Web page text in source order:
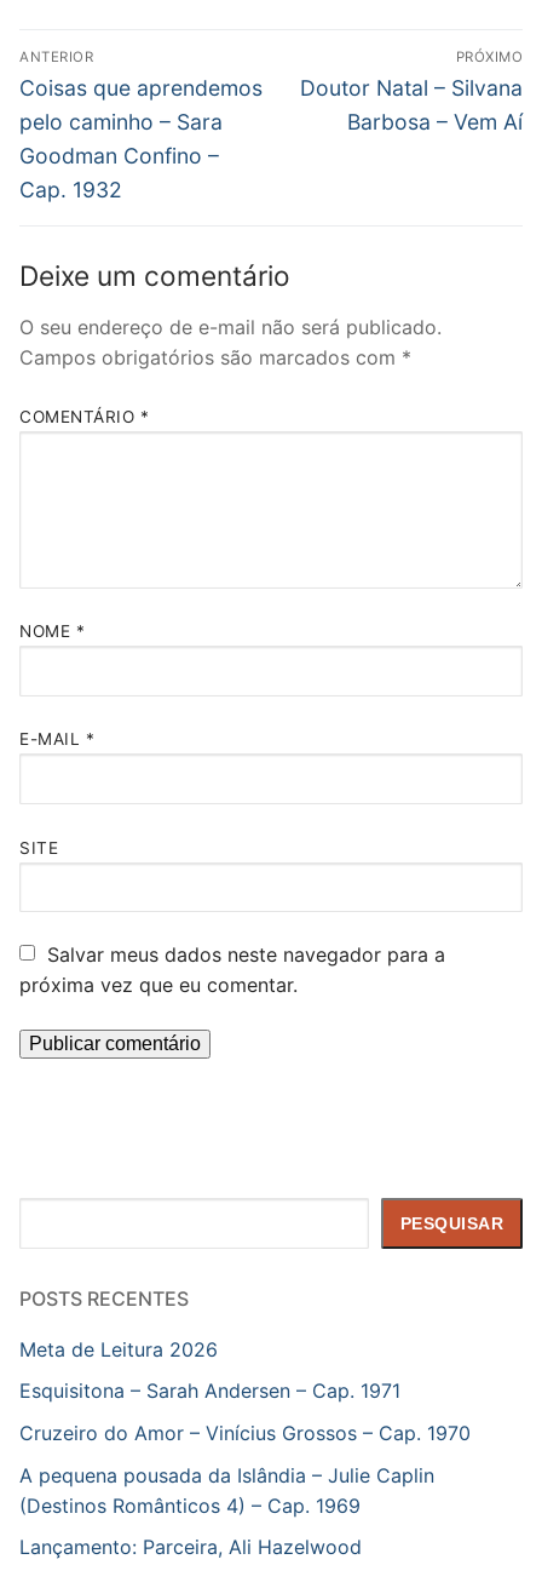
Navegação
de
Post
ANTERIOR
Post
anterior:
Coisas que aprendemos
pelo caminho – Sara
Goodman Confino –
Cap. 1932
PRÓXIMO
Próximo
Doutor Natal – Silvana
Barbosa – Vem Aí
Deixe um comentário
O seu endereço de e-mail não será publicado.
Campos obrigatórios são marcados com *
COMENTÁRIO *
NOME *
E-MAIL *
SITE
Salvar meus dados neste navegador para a
próxima vez que eu comentar.
PESQUISAR
POSTS RECENTES
Meta de Leitura 2026
Esquisitona – Sarah Andersen – Cap. 1971
Cruzeiro do Amor – Vinícius Grossos – Cap. 1970
A pequena pousada da Islândia – Julie Caplin
(Destinos Românticos 4) – Cap. 1969
Lançamento: Parceira, Ali Hazelwood